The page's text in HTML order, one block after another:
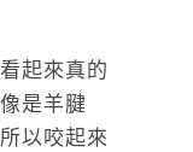
起來真的
是羊腱
以咬起來